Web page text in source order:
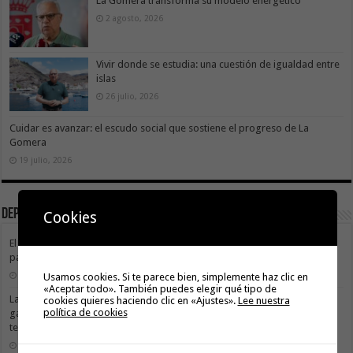
2 agosto, 2026
Vivir donde se estudia: una cuestión de igualdad entre
islas
26 julio, 2026
Cuidar es avanzar: el escudo social que sostiene el progreso de La
Gomera
19 julio, 2026
Deportes
El Cabildo de La Gomera y el Costa Adeje Tenerife renuevan su alianza
para promocionar el producto local
3 agosto, 2026
La X Cicloturista Virgen del Carmen adapta su recorrido y horario para
garantizar la seguridad de los participantes ante la alerta por altas
temperaturas
31 julio, 2026
Cookies
Usamos cookies. Si te parece bien, simplemente haz clic en
«Aceptar todo». También puedes elegir qué tipo de
cookies quieres haciendo clic en «Ajustes». Lee nuestra
política de cookies